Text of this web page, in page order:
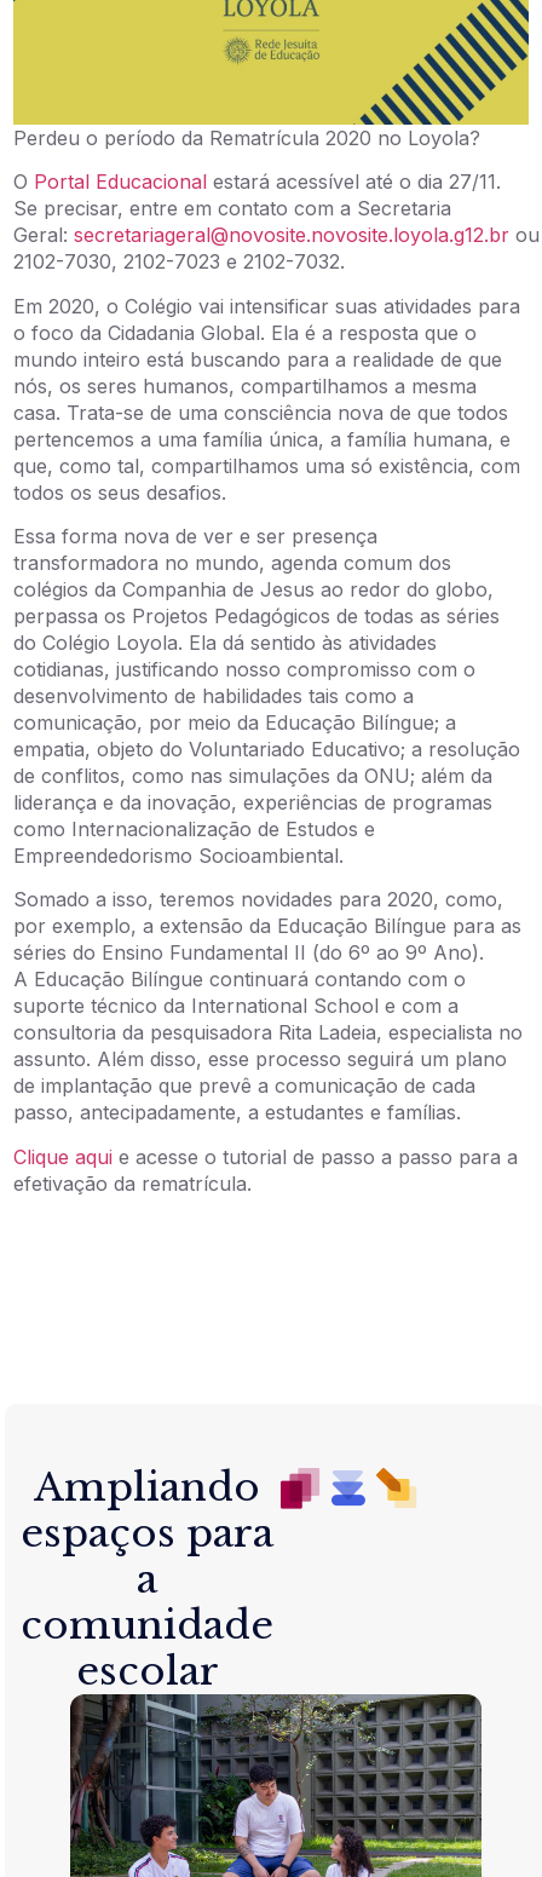
Perdeu o período da Rematrícula 2020 no Loyola?
O Portal Educacional estará acessível até o dia 27/11.
Se precisar, entre em contato com a Secretaria
Geral:secretariageral@novosite.novosite.loyola.g12.br ou
2102-7030, 2102-7023 e 2102-7032.
Em 2020, o Colégio vai intensificar suas atividades para
o foco da Cidadania Global. Ela é a resposta que o
mundo inteiro está buscando para a realidade de que
nós, os seres humanos, compartilhamos a mesma
casa. Trata-se de uma consciência nova de que todos
pertencemos a uma família única, a família humana, e
que, como tal, compartilhamos uma só existência, com
todos os seus desafios.
Essa forma nova de ver e ser presença
transformadora no mundo, agenda comum dos
colégios da Companhia de Jesus ao redor do globo,
perpassa os Projetos Pedagógicos de todas as séries
do Colégio Loyola. Ela dá sentido às atividades
cotidianas, justificando nosso compromisso com o
desenvolvimento de habilidades tais como a
comunicação, por meio da Educação Bilíngue; a
empatia, objeto do Voluntariado Educativo; a resolução
de conflitos, como nas simulações da ONU; além da
liderança e da inovação, experiências de programas
como Internacionalização de Estudos e
Empreendedorismo Socioambiental.
Somado a isso, teremos novidades para 2020, como,
por exemplo, a extensão da Educação Bilíngue para as
séries do Ensino Fundamental II (do 6º ao 9º Ano).
A Educação Bilíngue continuará contando com o
suporte técnico da International School e com a
consultoria da pesquisadora Rita Ladeia, especialista no
assunto. Além disso, esse processo seguirá um plano
de implantação que prevê a comunicação de cada
passo, antecipadamente, a estudantes e famílias.
Clique aqui e acesse o tutorial de passo a passo para a
efetivação da rematrícula.
Ampliando
espaços para
a
comunidade
escolar